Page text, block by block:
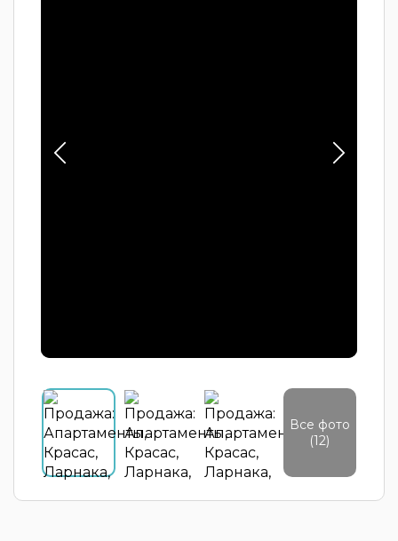
Все фото
(12)